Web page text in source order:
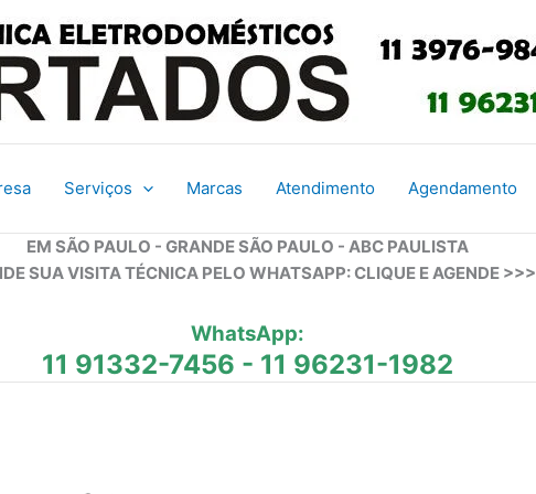
Serviços Marcas Atendimento Agendamento
EM SÃO PAULO - GRANDE SÃO PAULO - ABC PAULISTA
SUA VISITA TÉCNICA PELO WHATSAPP: CLIQUE E AGENDE >>>
WhatsApp:
11 91332-7456 - 11 96231-1982